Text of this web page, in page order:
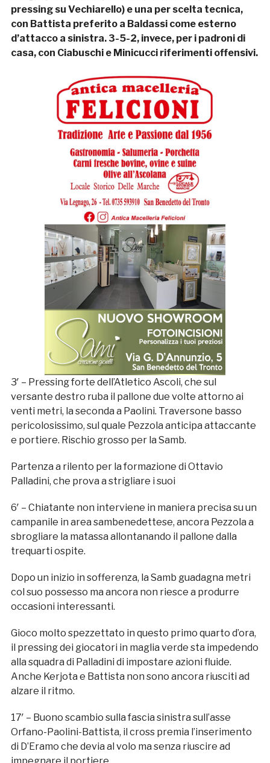
pressing su Vechiarello) e una per scelta tecnica,
con Battista preferito a Baldassi come esterno
d’attacco a sinistra. 3-5-2, invece, per i padroni di
casa, con Ciabuschi e Minicucci riferimenti offensivi.
3′ – Pressing forte dell’Atletico Ascoli, che sul
versante destro ruba il pallone due volte attorno ai
venti metri, la seconda a Paolini. Traversone basso
pericolosissimo, sul quale Pezzola anticipa attaccante
e portiere. Rischio grosso per la Samb.
Partenza a rilento per la formazione di Ottavio
Palladini, che prova a strigliare i suoi
6′ – Chiatante non interviene in maniera precisa su un
campanile in area sambenedettese, ancora Pezzola a
sbrogliare la matassa allontanando il pallone dalla
trequarti ospite.
Dopo un inizio in sofferenza, la Samb guadagna metri
col suo possesso ma ancora non riesce a produrre
occasioni interessanti.
Gioco molto spezzettato in questo primo quarto d’ora,
il pressing dei giocatori in maglia verde sta impedendo
alla squadra di Palladini di impostare azioni fluide.
Anche Kerjota e Battista non sono ancora riusciti ad
alzare il ritmo.
17′ – Buono scambio sulla fascia sinistra sull’asse
Orfano-Paolini-Battista, il cross premia l’inserimento
di D’Eramo che devia al volo ma senza riuscire ad
impegnare il portiere.